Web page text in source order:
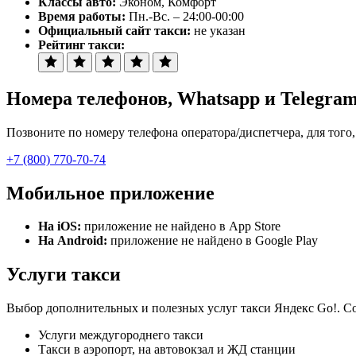
Время работы: Пн.-Вс. – 24:00-00:00
Официальный сайт такси: не указан
Рейтинг такси:
Номера телефонов, Whatsapp и
Позвоните по номеру телефона оператора/диспетчера, для
+7 (800) 770-70-74
Мобильное приложение
На iOS: приложение не найдено в App Store
На Android: приложение не найдено в Google Play
Услуги такси
Выбор дополнительных и полезных услуг такси Яндекс Go!.
Услуги междугороднего такси
Такси в аэропорт, на автовокзал и ЖД станции